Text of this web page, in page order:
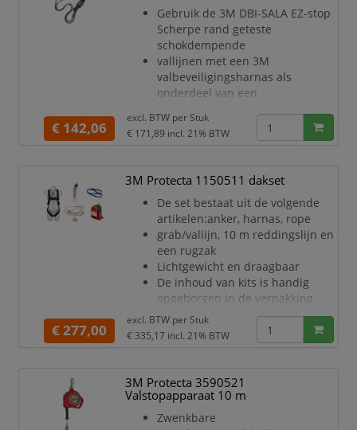
Optionele schoudervullingen zijn
ontworpen als een juk om
ongemakkelijk schuren in de nek
te verminderen
Met geïntegreerde pSRL-tunnel
kunt u
Gebruik de 3M DBI-SALA EZ-stop
Scherpe rand geteste
schokdempende
vallijnen met een 3M
valbeveiligingsharnas als
onderdeel van een
Automatische koppeling van
lichtgewicht aluminium voor
betrouwbare bevestiging aan het
lichaam
Volledig afgedekte
identificatielabels voor
identificatie en inspectie
op de lange termijn
Reflectorstrips zorgen voor een
betere zichtbaarheid bij werken
onder
€ 142,06
excl. BTW per Stuk
€ 171,89 incl. 21% BTW
3M Protecta 1150511 dakset
De set bestaat uit de volgende
artikelen:anker, harnas, rope
grab/vallijn, 10 m reddingslijn en
een rugzak
Lichtgewicht en draagbaar
De inhoud van kits is handig
opgeborgen in de verpakking
Gemakkelijk te vervoeren van de
ene locatie naar de andere
Kits bieden een eenvoudige
toepassingen voor
werken op hoogte
€ 277,00
excl. BTW per Stuk
€ 335,17 incl. 21% BTW
3M Protecta 3590521
Valstopapparaat 10 m
Zwenkbare